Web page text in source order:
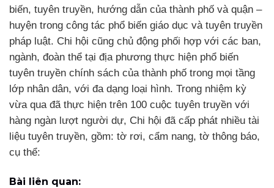
biến, tuyên truyền, hướng dẫn của thành phố và quận –
huyện trong công tác phổ biến giáo dục và tuyên truyền
pháp luật. Chi hội cũng chủ động phối hợp với các ban,
ngành, đoàn thể tại địa phương thực hiện phổ biến
tuyên truyền chính sách của thành phố trong mọi tầng
lớp nhân dân, với đa dạng loại hình. Trong nhiệm kỳ
vừa qua đã thực hiện trên 100 cuộc tuyên truyền với
hàng ngàn lượt người dự, Chi hội đã cấp phát nhiều tài
liệu tuyên truyền, gồm: tờ rơi, cẩm nang, tờ thông báo,
cụ thể:
Bài liên quan: